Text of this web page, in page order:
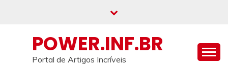
POWER.INF.BR
Portal de Artigos Incríveis